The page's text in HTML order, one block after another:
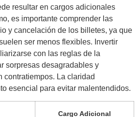
resultar en cargos adicionales
es importante comprender las
y cancelación de los billetes, ya que
ser menos flexibles. Invertir
con las reglas de la
sorpresas desagradables y
contratiempos. La claridad
esencial para evitar malentendidos.
Cargo Adicional